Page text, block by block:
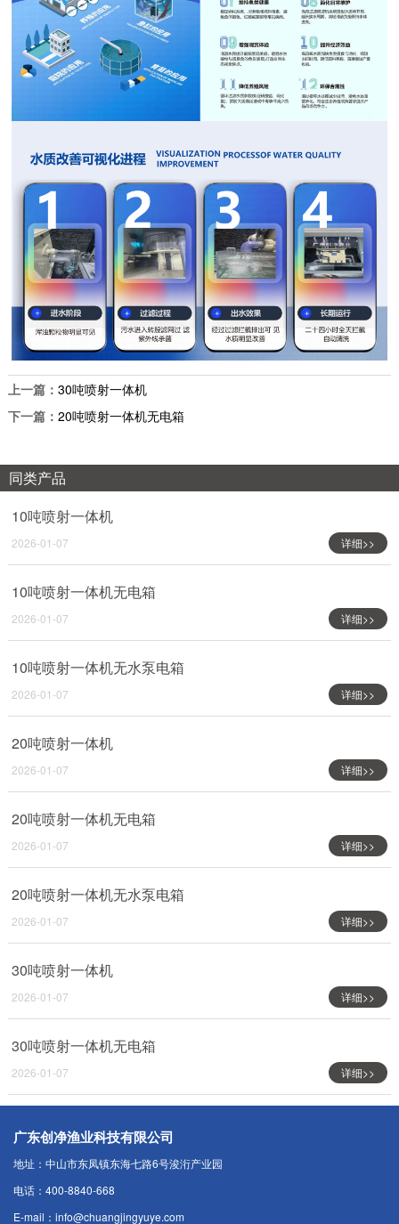
上一篇： 30吨喷射一体机
下一篇： 20吨喷射一体机无电箱
同类产品
10吨喷射一体机
2026-01-07 详细>>
10吨喷射一体机无电箱
2026-01-07 详细>>
10吨喷射一体机无水泵电箱
2026-01-07 详细>>
20吨喷射一体机
2026-01-07 详细>>
20吨喷射一体机无电箱
2026-01-07 详细>>
20吨喷射一体机无水泵电箱
2026-01-07 详细>>
30吨喷射一体机
2026-01-07 详细>>
30吨喷射一体机无电箱
2026-01-07 详细>>
广东创净渔业科技有限公司
地址：中山市东凤镇东海七路6号浚洐产业园
电话：400-8840-668
E-mail：info@chuangjingyuye.com